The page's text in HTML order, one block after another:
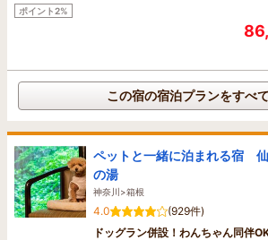
ポイント2%
この宿の宿泊プランをすべ
ペットと一緒に泊まれる宿
の湯
神奈川>箱根
4.0
(929件)
ドッグラン併設！わんちゃん同伴